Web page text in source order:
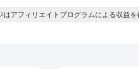
アフィリエイトプログラムによる収益を